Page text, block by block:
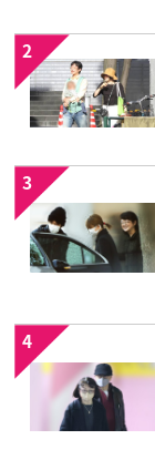
2
3
4